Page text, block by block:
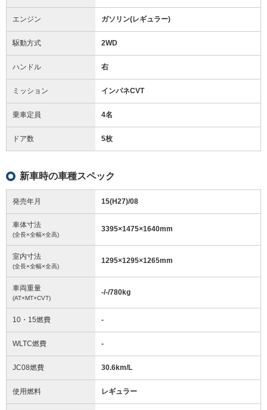
エンジン ガソリン(レギュラー)
駆動方式 2WD
ハンドル 右
ミッション インパネCVT
乗車定員 4名
ドア数 5枚
新車時の車種スペック
発売年月 15(H27)/08
車体寸法
(全長×全幅×全高)
3395×1475×1640mm
室内寸法
(全長×全幅×全高)
1295×1295×1265mm
車両重量
(AT×MT×CVT)
-/-/780kg
10・15燃費 -
WLTC燃費 -
JC08燃費 30.6km/L
使用燃料 レギュラー